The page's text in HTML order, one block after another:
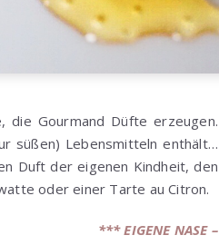
die Gourmand Düfte erzeugen.
süßen) Lebensmitteln enthält…
Duft der eigenen Kindheit, den
oder einer Tarte au Citron.
*** EIGENE NASE –